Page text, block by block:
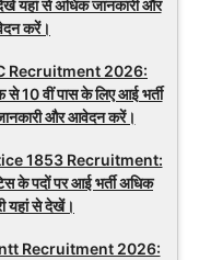
यहां से अधिक जानकारी और
करें।
Recruitment 2026:
से 10 वीं पास के लिए आई भर्ती
और आवेदन करें।
1853 Recruitment:
के पदों पर आई भर्ती अधिक
यहां से देखें।
Recruitment 2026: